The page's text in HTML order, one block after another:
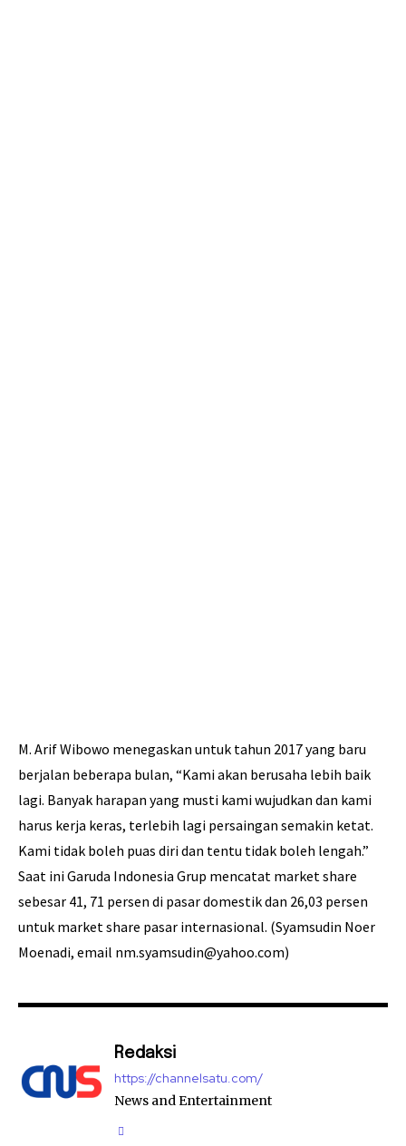
M. Arif Wibowo menegaskan untuk tahun 2017 yang baru
berjalan beberapa bulan, “Kami akan berusaha lebih baik
lagi. Banyak harapan yang musti kami wujudkan dan kami
harus kerja keras, terlebih lagi persaingan semakin ketat.
Kami tidak boleh puas diri dan tentu tidak boleh lengah.”
Saat ini Garuda Indonesia Grup mencatat market share
sebesar 41, 71 persen di pasar domestik dan 26,03 persen
untuk market share pasar internasional. (Syamsudin Noer
Moenadi, email nm.syamsudin@yahoo.com)
Redaksi
https://channelsatu.com/
News and Entertainment